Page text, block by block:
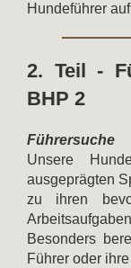
Hundeführer
2. Teil -
BHP 2
Führersuche
Unsere
ausgeprägten
zu ihren
Besonders
Führer oder